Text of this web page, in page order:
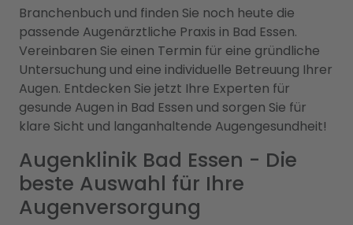
Branchenbuch und finden Sie noch heute die
passende Augenärztliche Praxis in Bad Essen.
Vereinbaren Sie einen Termin für eine gründliche
Untersuchung und eine individuelle Betreuung Ihrer
Augen. Entdecken Sie jetzt Ihre Experten für
gesunde Augen in Bad Essen und sorgen Sie für
klare Sicht und langanhaltende Augengesundheit!
Augenklinik Bad Essen - Die
beste Auswahl für Ihre
Augenversorgung